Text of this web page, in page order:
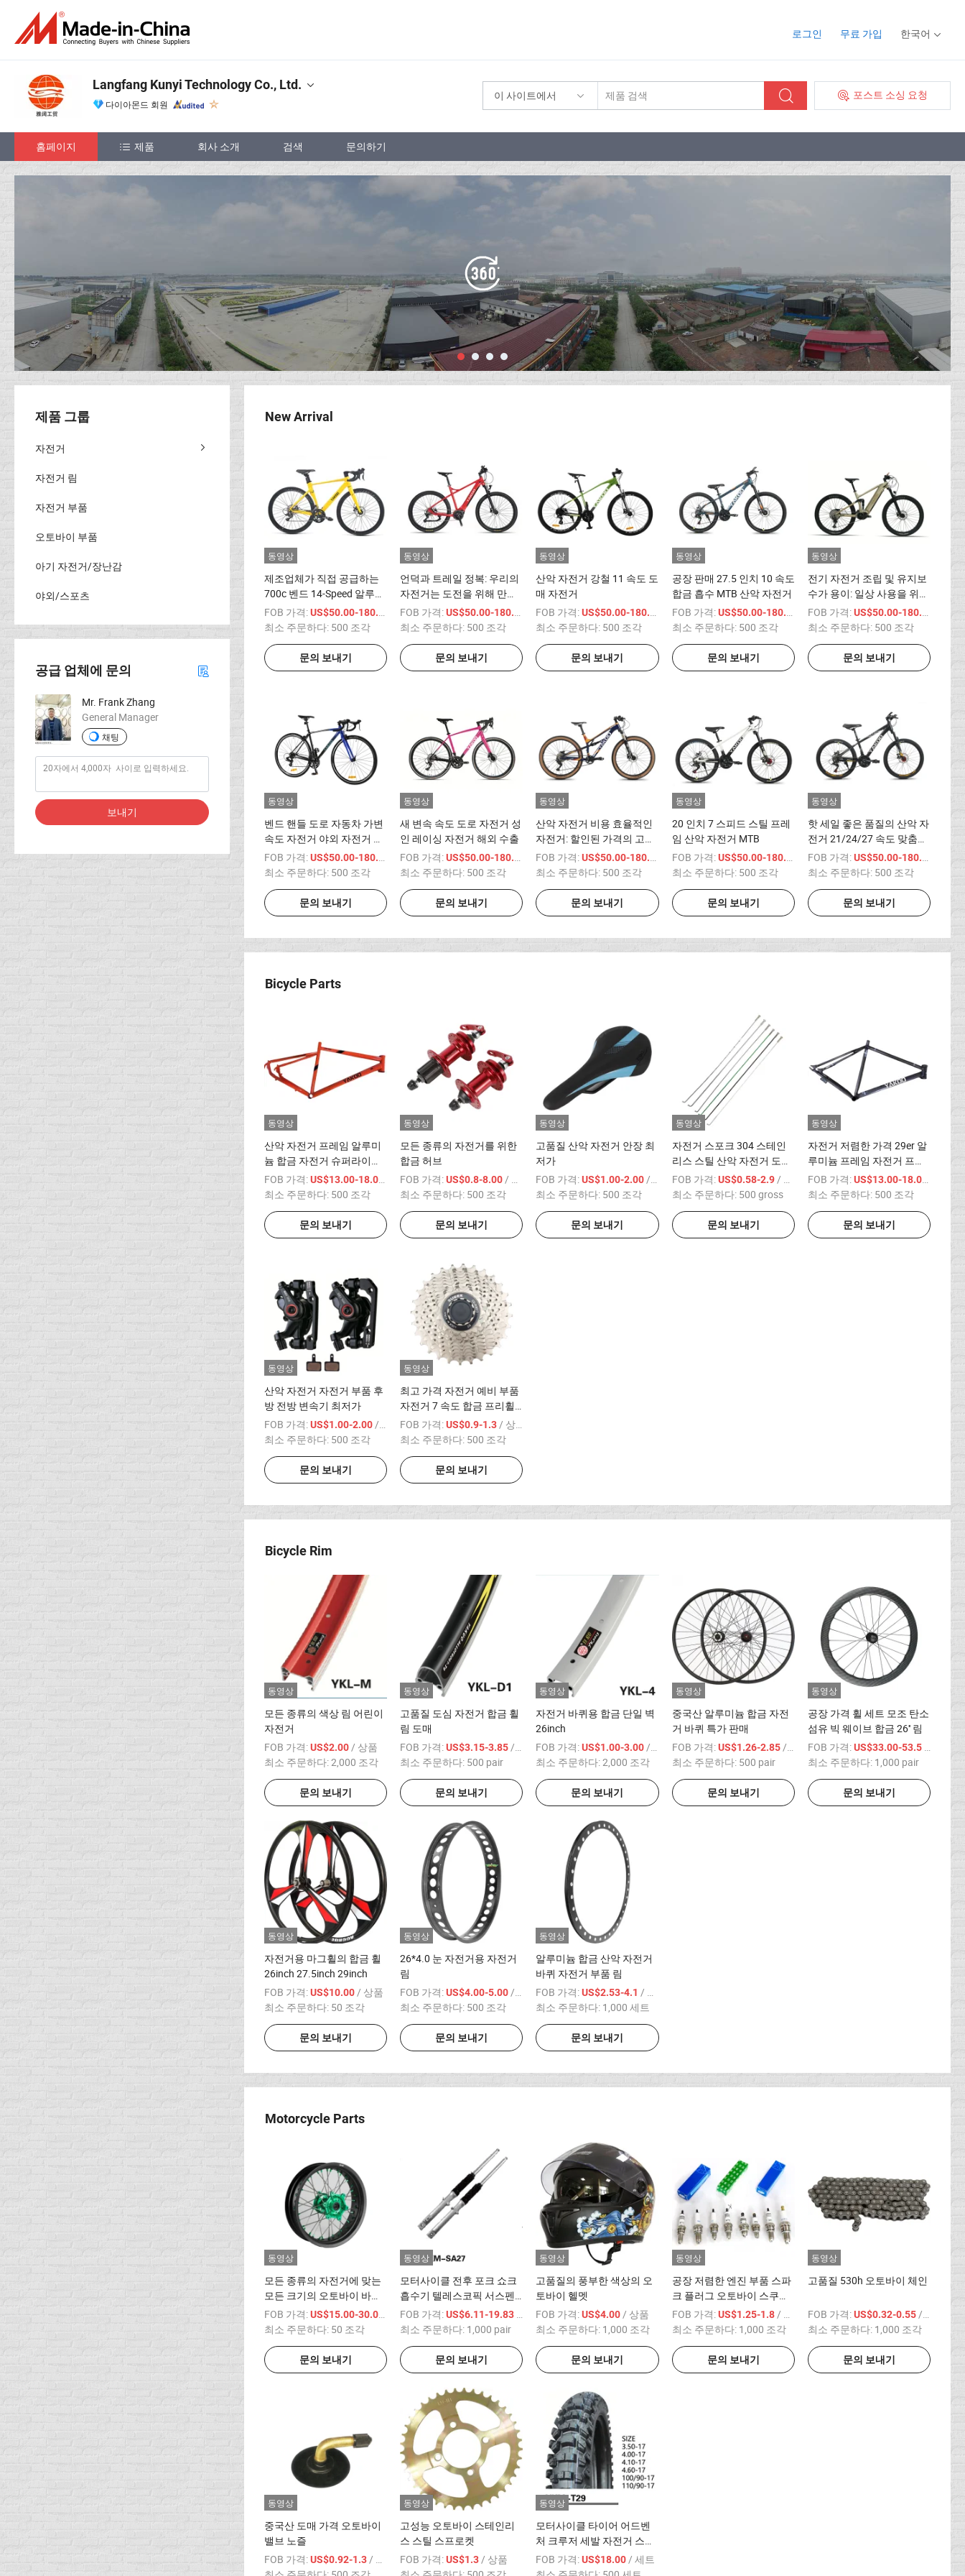
로그인 무료 가입 한국어
이 사이트에서 포스트 소싱 요청
Langfang Kunyi Technology Co., Ltd.
다이아몬드 회원
홈페이지 제품 회사 소개 검색 문의하기
New Arrival
동영상
제조업체가 직접 공급하는
700c 벤드 14-Speed 알루미
늄 합금 로드 바이크
FOB 가격:US$50.00-180.00
/ 상품
최소 주문하다: 500 조각
문의 보내기
동영상
언덕과 트레일 정복: 우리의
자전거는 도전을 위해 만들
어졌습니다
FOB 가격:US$50.00-180.00
/ 상품
최소 주문하다: 500 조각
문의 보내기
동영상
산악 자전거 강철 11 속도 도
매 자전거
FOB 가격:US$50.00-180.00
/ 상품
최소 주문하다: 500 조각
문의 보내기
동영상
공장 판매 27.5 인치 10 속도
합금 흡수 MTB 산악 자전거
FOB 가격:US$50.00-180.00
/ 상품
최소 주문하다: 500 조각
문의 보내기
동영상
전기 자전거 조립 및 유지보
수가 용이: 일상 사용을 위한
번거로움 없는 자전거
FOB 가격:US$50.00-180.00
최소 주문하다: 500 조각
문의 보내기
동영상
벤드 핸들 도로 자동차 가변
속도 자전거 야외 자전거 성
인 경량 자전거
FOB 가격:US$50.00-180.00
/ 상품
최소 주문하다: 500 조각
문의 보내기
동영상
새 변속 속도 도로 자전거 성
인 레이싱 자전거 해외 수출
FOB 가격:US$50.00-180.00
/ 상품
최소 주문하다: 500 조각
문의 보내기
동영상
산악 자전거 비용 효율적인
자전거: 할인된 가격의 고품
질 자전거
FOB 가격:US$50.00-180.00
/ 상품
최소 주문하다: 500 조각
문의 보내기
동영상
20 인치 7 스피드 스틸 프레
임 산악 자전거 MTB
FOB 가격:US$50.00-180.00
/ 상품
최소 주문하다: 500 조각
문의 보내기
동영상
핫 세일 좋은 품질의 산악 자
전거 21/24/27 속도 맞춤화
MTB
FOB 가격:US$50.00-180.00
최소 주문하다: 500 조각
문의 보내기
Bicycle Parts
동영상
산악 자전거 프레임 알루미
늄 합금 자전거 슈퍼라이트
테이퍼드 튜브 프레임
FOB 가격:US$13.00-18.00
/ 상품
최소 주문하다: 500 조각
문의 보내기
동영상
모든 종류의 자전거를 위한
합금 허브
FOB 가격:US$0.8-8.00/ 상품
최소 주문하다: 500 조각
문의 보내기
동영상
고품질 산악 자전거 안장 최
저가
FOB 가격:US$1.00-2.00/ 상품
최소 주문하다: 500 조각
문의 보내기
동영상
자전거 스포크 304 스테인
리스 스틸 산악 자전거 도로
자전거 스트립 스틸
FOB 가격:US$0.58-2.9/ gross
최소 주문하다: 500 gross
문의 보내기
동영상
자전거 저렴한 가격 29er 알
루미늄 프레임 자전거 프레
임
FOB 가격:US$13.00-18.00
최소 주문하다: 500 조각
문의 보내기
동영상
산악 자전거 자전거 부품 후
방 전방 변속기 최저가
FOB 가격:US$1.00-2.00/ 상품
최소 주문하다: 500 조각
문의 보내기
동영상
최고 가격 자전거 예비 부품
자전거 7 속도 합금 프리휠
고품질 사용
FOB 가격:US$0.9-1.3/ 상품
최소 주문하다: 500 조각
문의 보내기
Bicycle Rim
동영상
모든 종류의 색상 림 어린이
자전거
FOB 가격:US$2.00 / 상품
최소 주문하다:2,000 조각
문의 보내기
동영상
고품질 도심 자전거 합금 휠
림 도매
FOB 가격:US$3.15-3.85 / pair
최소 주문하다: 500 pair
문의 보내기
동영상
자전거 바퀴용 합금 단일 벽
26inch
FOB 가격:US$1.00-3.00 / 상품
최소 주문하다:2,000 조각
문의 보내기
동영상
중국산 알루미늄 합금 자전
거 바퀴 특가 판매
FOB 가격:US$1.26-2.85 / pair
최소 주문하다: 500 pair
문의 보내기
동영상
공장 가격 휠 세트 모조 탄소
섬유 빅 웨이브 합금 26'' 림
FOB 가격:US$33.00-53.5
최소 주문하다: 1,000 pair
문의 보내기
동영상
자전거용 마그휠의 합금 휠
26inch 27.5inch 29inch
FOB 가격:US$10.00 / 상품
최소 주문하다: 50 조각
문의 보내기
동영상
26*4.0 눈 자전거용 자전거
림
FOB 가격:US$4.00-5.00 / 상품
최소 주문하다: 500 조각
문의 보내기
동영상
알루미늄 합금 산악 자전거
바퀴 자전거 부품 림
FOB 가격:US$2.53-4.1 / 세트
최소 주문하다: 1,000 세트
문의 보내기
Motorcycle Parts
동영상
모든 종류의 자전거에 맞는
모든 크기의 오토바이 바퀴
부품
FOB 가격:US$15.00-30.00
/ 상품
최소 주문하다: 50 조각
문의 보내기
동영상
모터사이클 전후 포크 쇼크
흡수기 텔레스코픽 서스펜
션
FOB 가격:US$6.11-19.83 / pair
최소 주문하다: 1,000 pair
문의 보내기
동영상
고품질의 풍부한 색상의 오
토바이 헬멧
FOB 가격:US$4.00 / 상품
최소 주문하다: 1,000 조각
문의 보내기
동영상
공장 저렴한 엔진 부품 스파
크 플러그 오토바이 스쿠터
용 (레벨 A)
FOB 가격:US$1.25-1.8/ 상품
최소 주문하다: 1,000 조각
문의 보내기
동영상
고품질 530h 오토바이 체인
FOB 가격:US$0.32-0.55/ 상품
최소 주문하다: 1,000 조각
문의 보내기
동영상
중국산 도매 가격 오토바이
밸브 노즐
FOB 가격:US$0.92-1.3/ 상품
동영상
고성능 오토바이 스테인리
스 스틸 스프로켓
FOB 가격:US$1.3/ 상품
동영상
모터사이클 타이어 어드벤
처 크루저 세발 자전거 스타
일 투어링 타이어
FOB 가격:US$18.00 / 세트
제품 그룹
자전거
자전거 림
자전거 부품
오토바이 부품
아기 자전거/장난감
야외/스포츠
공급 업체에 문의
Mr. Frank Zhang
General Manager
채팅
보내기